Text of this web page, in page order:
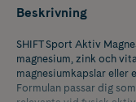
Beskrivning
SHIFT Sport Aktiv
magnesium, zink och
magnesiumkapslar
Formulan passar dig